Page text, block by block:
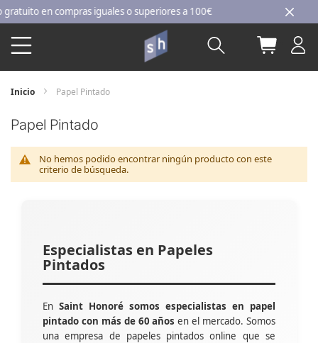
Ir
al
contenido
en compras iguales o superiores a 100€
Buscar Mi
Inicio Papel Pintado
Papel Pintado
No hemos podido encontrar ningún producto con este
criterio de búsqueda.
Especialistas en Papeles
Pintados
En Saint Honoré somos especialistas en papel
pintado con más de 60 años en el mercado. Somos
una empresa de papeles pintados online que se